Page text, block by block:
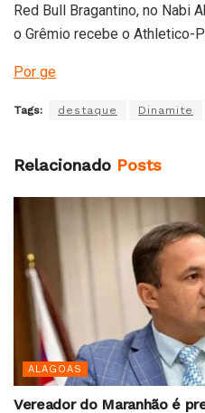
Red Bull Bragantino, no Nabi
o Grêmio recebe o Athletico-
Por ge
Tags: destaque Dinamite
Relacionado Posts
ALAGOAS
Vereador do Maranhão é